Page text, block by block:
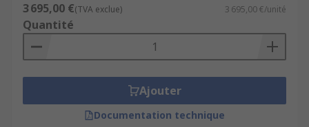
3 695,00 €(TVA exclue) 3 695,00 €/unité
Quantité
Ajouter
Documentation technique